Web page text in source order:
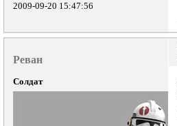
2009-09-20 15:47:56
Реван
Солдат